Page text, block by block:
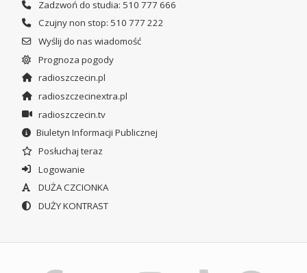
Zadzwoń do studia: 510 777 666
Czujny non stop: 510 777 222
Wyślij do nas wiadomość
Prognoza pogody
radioszczecin.pl
radioszczecinextra.pl
radioszczecin.tv
Biuletyn Informacji Publicznej
Posłuchaj teraz
Logowanie
DUŻA CZCIONKA
DUŻY KONTRAST